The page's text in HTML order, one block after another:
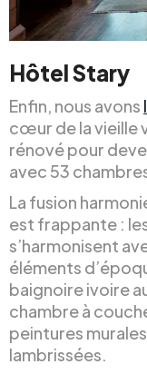
Hôtel Stary
Enfin, nous avons
cœur de la vieille
rénové pour
avec 53
La fusion
est frappante :
s’harmonisent
éléments
baignoire ivoire
chambre à
peintures
lambrissées.